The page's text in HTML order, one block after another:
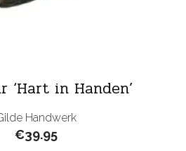
‘Hart in Handen’
Handwerk
€39.95